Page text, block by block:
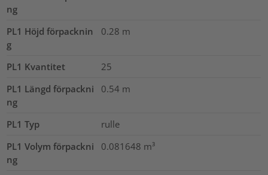
ng
PL1 Höjd förpacknin
g
0.28 m
PL1 Kvantitet
25
PL1 Längd förpackni
ng
0.54 m
PL1 Typ
rulle
PL1 Volym förpackni
ng
0.081648 m³